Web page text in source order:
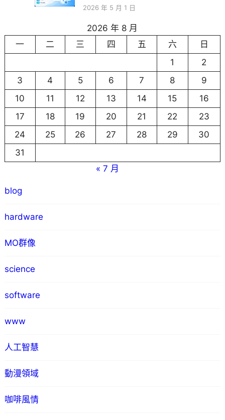
2026 年 5 月 1 日
2026 年 8 月
一
二 三 四 五 六
日
1
2
3
4 5 6 7 8
9
10
11 12 13 14 15
16
17
18 19 20 21 22
23
24
25 26 27 28 29
30
31
« 7 月
blog
hardware
MO群像
science
software
www
人工智慧
動漫領域
咖啡風情